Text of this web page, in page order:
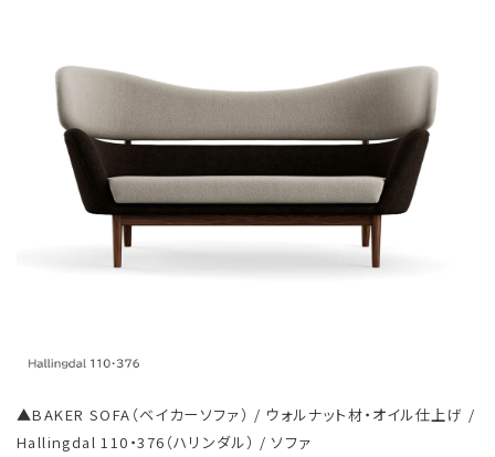
▲BAKER SOFA（ベイカーソファ） / ウォルナット材・オイル仕上げ /
Hallingdal 110・376（ハリンダル） / ソファ